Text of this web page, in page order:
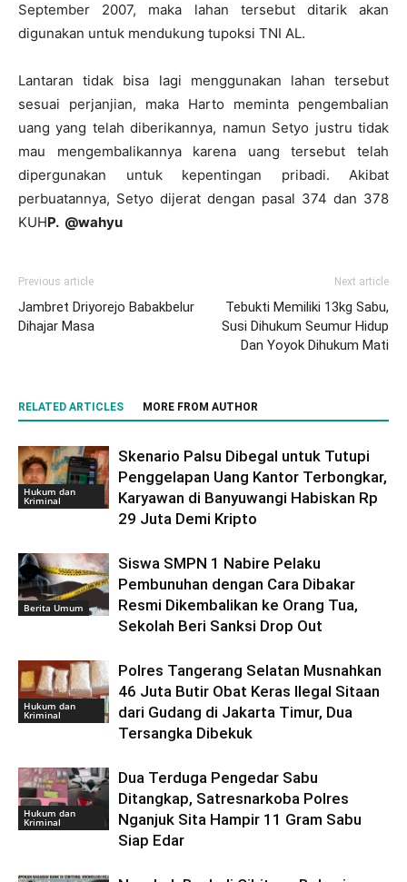
September 2007, maka lahan tersebut ditarik akan
digunakan untuk mendukung tupoksi TNI AL.
Lantaran tidak bisa lagi menggunakan lahan tersebut
sesuai perjanjian, maka Harto meminta pengembalian
uang yang telah diberikannya, namun Setyo justru tidak
mau mengembalikannya karena uang tersebut telah
dipergunakan untuk kepentingan pribadi. Akibat
perbuatannya, Setyo dijerat dengan pasal 374 dan 378
KUHP. @wahyu
Previous article
Jambret Driyorejo Babakbelur
Dihajar Masa
Next article
Tebukti Memiliki 13kg Sabu,
Susi Dihukum Seumur Hidup
Dan Yoyok Dihukum Mati
RELATED ARTICLES MORE FROM AUTHOR
Hukum dan
Kriminal
Skenario Palsu Dibegal untuk Tutupi
Penggelapan Uang Kantor Terbongkar,
Karyawan di Banyuwangi Habiskan Rp
29 Juta Demi Kripto
Berita Umum
Siswa SMPN 1 Nabire Pelaku
Pembunuhan dengan Cara Dibakar
Resmi Dikembalikan ke Orang Tua,
Sekolah Beri Sanksi Drop Out
Hukum dan
Kriminal
Polres Tangerang Selatan Musnahkan
46 Juta Butir Obat Keras Ilegal Sitaan
dari Gudang di Jakarta Timur, Dua
Tersangka Dibekuk
Hukum dan
Kriminal
Dua Terduga Pengedar Sabu
Ditangkap, Satresnarkoba Polres
Nganjuk Sita Hampir 11 Gram Sabu
Siap Edar